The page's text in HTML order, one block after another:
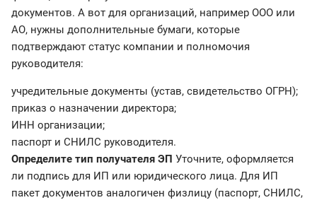
документов. А вот для организаций, например ООО или
АО, нужны дополнительные бумаги, которые
подтверждают статус компании и полномочия
руководителя:
учредительные документы (устав, свидетельство ОГРН);
приказ о назначении директора;
ИНН организации;
паспорт и СНИЛС руководителя.
Определите тип получателя ЭП Уточните, оформляется
ли подпись для ИП или юридического лица. Для ИП
пакет документов аналогичен физлицу (паспорт, СНИЛС,